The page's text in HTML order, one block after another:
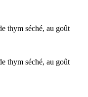
thym séché, au goût
thym séché, au goût